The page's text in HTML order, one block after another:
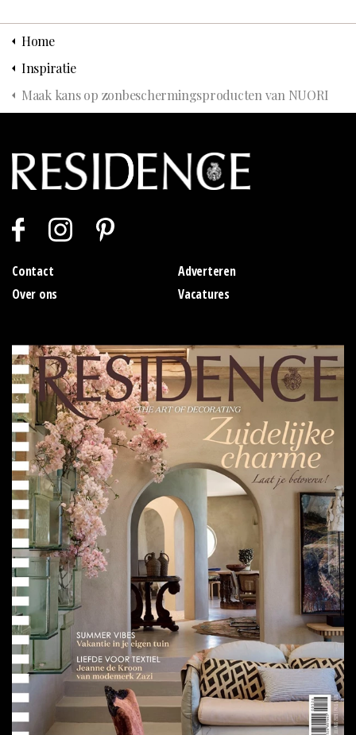
Home
Inspiratie
Maak kans op zonbeschermingsproducten van NUORI
Contact
Adverteren
Over ons
Vacatures